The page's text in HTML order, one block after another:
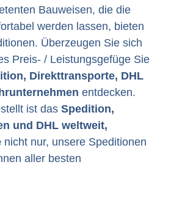
Bauweisen, die die
werden lassen, bieten
Überzeugen Sie sich
Preis- / Leistungsgefüge Sie
Direkttransporte, DHL
entdecken.
ist das Spedition,
und DHL weltweit,
nicht nur, unsere Speditionen
aller besten